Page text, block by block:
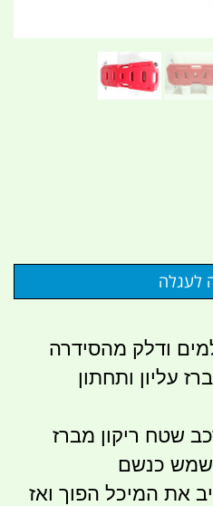
ודלק מהסידרה
עם ברז עליון ותחתון
שטח ריקון מברז
כנשם
את המיכל הפוך ואז